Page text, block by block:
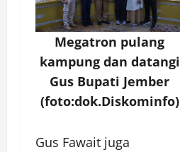
Megatron pulang
kampung dan datangi
Gus Bupati Jember
(foto:dok.Diskominfo)
Gus Fawait juga